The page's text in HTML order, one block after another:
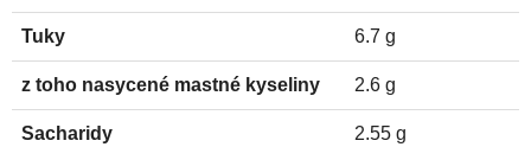
Tuky 6.7 g
z toho nasycené mastné kyseliny 2.6 g
Sacharidy 2.55 g